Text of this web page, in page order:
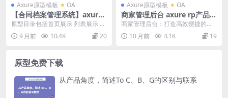
Axure原型模板 OA
【合同档案管理系统】axure
原型后台
原型目录包括首页展示 列表展示 合
同模板 合同模板-合同模板申请 合
同模板-合同...
9 月前 10.4K 20
Axure原型模板 OA
商家管理后台 axure rp产品原
型源文件下载
商家管理后台：打造高效便捷的电
商运营平台 商家管理后台的功能与
特点 商家管理后台...
10 月前 4.1K 19
原型免费下载
从产品角度，简述To C、B、G的区别与联系